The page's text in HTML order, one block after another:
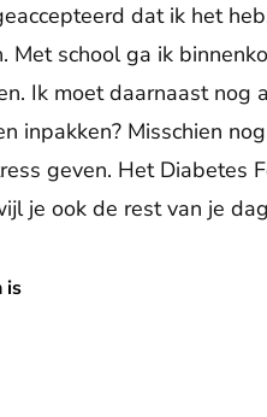
dat ik het
Met school ga ik
Ik moet daarnaast
inpakken? Misschien
geven. Het Diabetes
je ook de rest van je
is
niet mijn beste vriend’